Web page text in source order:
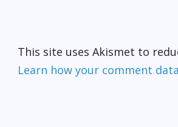
This site uses Akismet to
Learn how your comment